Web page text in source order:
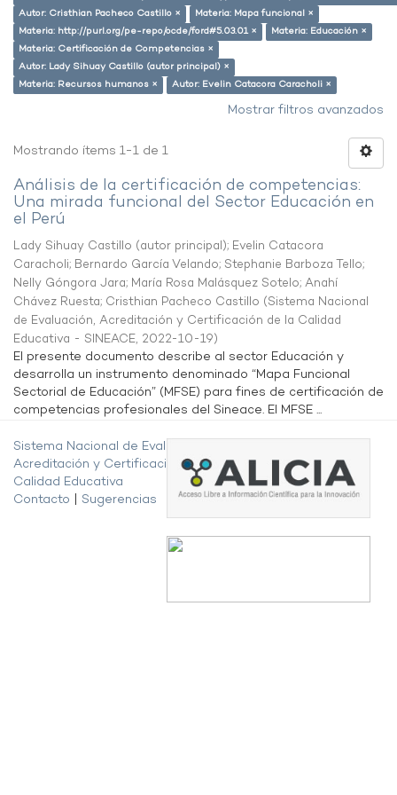
Autor: Cristhian Pacheco Castillo ×
Materia: Mapa funcional ×
Materia: http://purl.org/pe-repo/ocde/ford#5.03.01 ×
Materia: Educación ×
Materia: Certificación de Competencias ×
Autor: Lady Sihuay Castillo (autor principal) ×
Materia: Recursos humanos ×
Autor: Evelin Catacora Caracholi ×
Mostrar filtros avanzados
Mostrando ítems 1-1 de 1
Análisis de la certificación de competencias:
Una mirada funcional del Sector Educación en
el Perú
Lady Sihuay Castillo (autor principal); Evelin Catacora
Caracholi; Bernardo García Velando; Stephanie Barboza Tello;
Nelly Góngora Jara; María Rosa Malásquez Sotelo; Anahí
Chávez Ruesta; Cristhian Pacheco Castillo (Sistema Nacional
de Evaluación, Acreditación y Certificación de la Calidad
Educativa - SINEACE, 2022-10-19)
El presente documento describe al sector Educación y
desarrolla un instrumento denominado “Mapa Funcional
Sectorial de Educación” (MFSE) para fines de certificación de
competencias profesionales del Sineace. El MFSE ...
Sistema Nacional de Evaluación,
Acreditación y Certificación de la
Calidad Educativa
Contacto
Sugerencias